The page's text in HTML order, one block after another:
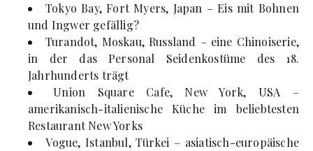
Tokyo Bay, Fort Myers, Japan – Eis mit Bohnen
und Ingwer gefällig?
Turandot, Moskau, Russland – eine Chinoiserie,
in der das Personal Seidenkostüme des 18.
Jahrhunderts trägt
Union Square Cafe, New York, USA –
amerikanisch-italienische Küche im beliebtesten
Restaurant New Yorks
Vogue, Istanbul, Türkei – asiatisch-europäische